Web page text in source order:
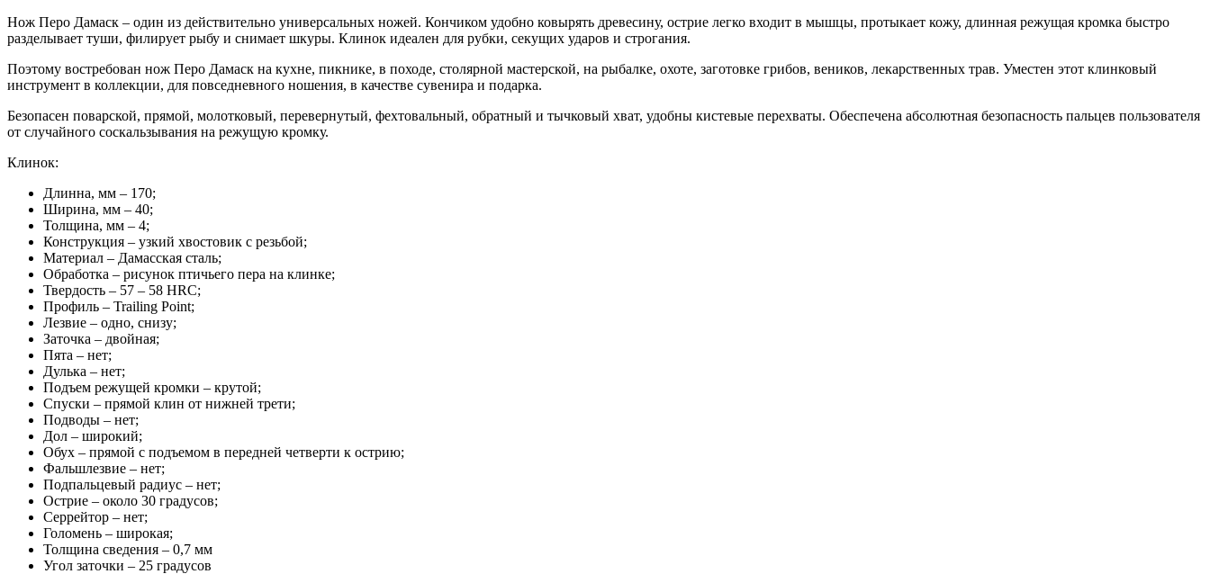
Нож Перо Дамаск – один из действительно универсальных ножей. Кончиком удобно ковырять древесину, острие легко входит в мышцы, протыкает кожу, длинная режущая кромка быстро
разделывает туши, филирует рыбу и снимает шкуры. Клинок идеален для рубки, секущих ударов и строгания.
Поэтому востребован нож Перо Дамаск на кухне, пикнике, в походе, столярной мастерской, на рыбалке, охоте, заготовке грибов, веников, лекарственных трав. Уместен этот клинковый
инструмент в коллекции, для повседневного ношения, в качестве сувенира и подарка.
Безопасен поварской, прямой, молотковый, перевернутый, фехтовальный, обратный и тычковый хват, удобны кистевые перехваты. Обеспечена абсолютная безопасность пальцев пользователя
от случайного соскальзывания на режущую кромку.
Клинок:
Длинна, мм – 170;
Ширина, мм – 40;
Толщина, мм – 4;
Конструкция – узкий хвостовик с резьбой;
Материал – Дамасская сталь;
Обработка – рисунок птичьего пера на клинке;
Твердость – 57 – 58 HRC;
Профиль – Trailing Point;
Лезвие – одно, снизу;
Заточка – двойная;
Пята – нет;
Дулька – нет;
Подъем режущей кромки – крутой;
Спуски – прямой клин от нижней трети;
Подводы – нет;
Дол – широкий;
Обух – прямой с подъемом в передней четверти к острию;
Фальшлезвие – нет;
Подпальцевый радиус – нет;
Острие – около 30 градусов;
Серрейтор – нет;
Голомень – широкая;
Толщина сведения – 0,7 мм
Угол заточки – 25 градусов